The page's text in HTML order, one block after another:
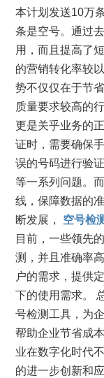
本计划发送10万
条是空号。通过
用，而且提高了
的营销转化率较
势不仅仅在于节
质量要求较高的
更是关乎业务的
证时，需要确保
误的号码进行验
等一系列问题。而
线，保障数据的
断发展，
空号检
目前，一些领先的
测，并且准确率
户的需求，提供
下的使用需求。
号检测工具，为
帮助企业节省成
业在数字化时代
的进一步创新和应